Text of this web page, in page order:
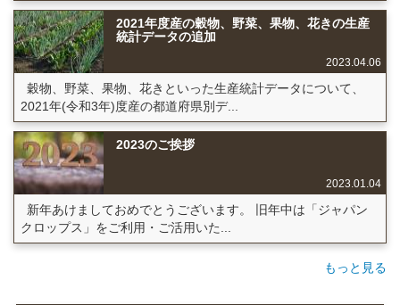
2021年度産の穀物、野菜、果物、花きの生産
統計データの追加
2023.04.06
穀物、野菜、果物、花きといった生産統計データについて、
2021年(令和3年)度産の都道府県別デ...
2023のご挨拶
2023.01.04
新年あけましておめでとうございます。 旧年中は「ジャパン
クロップス」をご利用・ご活用いた...
もっと見る